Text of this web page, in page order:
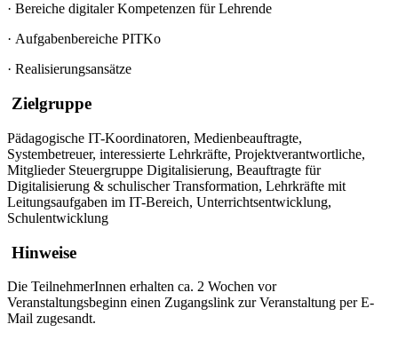
· Bereiche digitaler Kompetenzen für Lehrende
· Aufgabenbereiche PITKo
· Realisierungsansätze
Zielgruppe
Pädagogische IT-Koordinatoren, Medienbeauftragte,
Systembetreuer, interessierte Lehrkräfte, Projektverantwortliche,
Mitglieder Steuergruppe Digitalisierung, Beauftragte für
Digitalisierung & schulischer Transformation, Lehrkräfte mit
Leitungsaufgaben im IT-Bereich, Unterrichtsentwicklung,
Schulentwicklung
Hinweise
Die TeilnehmerInnen erhalten ca. 2 Wochen vor
Veranstaltungsbeginn einen Zugangslink zur Veranstaltung per E-
Mail zugesandt.